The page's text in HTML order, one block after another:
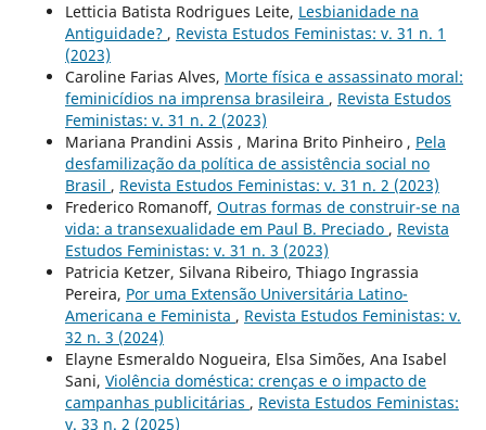
Letticia Batista Rodrigues Leite, Lesbianidade na
Antiguidade? , Revista Estudos Feministas: v. 31 n. 1
(2023)
Caroline Farias Alves, Morte física e assassinato moral:
feminicídios na imprensa brasileira , Revista Estudos
Feministas: v. 31 n. 2 (2023)
Mariana Prandini Assis , Marina Brito Pinheiro , Pela
desfamilização da política de assistência social no
Brasil , Revista Estudos Feministas: v. 31 n. 2 (2023)
Frederico Romanoff, Outras formas de construir-se na
vida: a transexualidade em Paul B. Preciado , Revista
Estudos Feministas: v. 31 n. 3 (2023)
Patricia Ketzer, Silvana Ribeiro, Thiago Ingrassia
Pereira, Por uma Extensão Universitária Latino-
Americana e Feminista , Revista Estudos Feministas: v.
32 n. 3 (2024)
Elayne Esmeraldo Nogueira, Elsa Simões, Ana Isabel
Sani, Violência doméstica: crenças e o impacto de
campanhas publicitárias , Revista Estudos Feministas:
v. 33 n. 2 (2025)